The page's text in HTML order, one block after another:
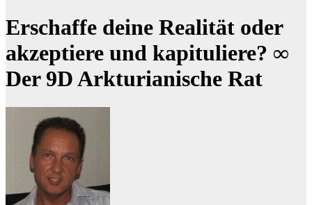
Erschaffe deine Realität oder
akzeptiere und kapituliere? ∞
Der 9D Arkturianische Rat